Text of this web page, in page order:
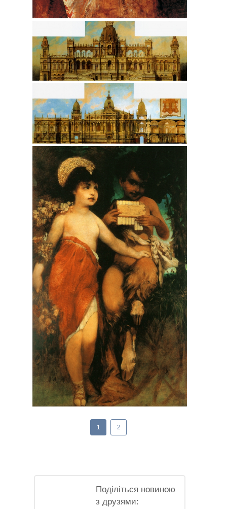
1 2
Поділіться новиною
з друзями: